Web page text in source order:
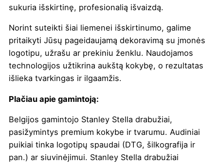
sukuria išskirtinę, profesionalią išvaizdą.
Norint suteikti šiai liemenei išskirtinumo, galime
pritaikyti Jūsų pageidaujamą dekoravimą su įmonės
logotipu, užrašu ar prekiniu ženklu. Naudojamos
technologijos užtikrina aukštą kokybę, o rezultatas
išlieka tvarkingas ir ilgaamžis.
Plačiau apie gamintoją:
Belgijos gamintojo Stanley Stella drabužiai,
pasižymintys premium kokybe ir tvarumu. Audiniai
puikiai tinka logotipų spaudai (DTG, šilkografija ir
pan.) ar siuvinėjimui. Stanley Stella drabužiai